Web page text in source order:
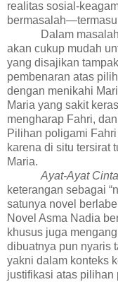
realitas sosial-
Dalam
akan cukup mudah
yang disajikan
pembenaran atas
dengan menikahi
Maria yang sakit
mengharap Fahri,
Pilihan poligami
karena di situ tersirat
Maria.
Ayat-Ayat Cinta
keterangan sebagai
satunya novel
Novel Asma Nadia
khusus juga
dibuatnya pun nyaris
yakni dalam konteks
justifikasi atas pilihan